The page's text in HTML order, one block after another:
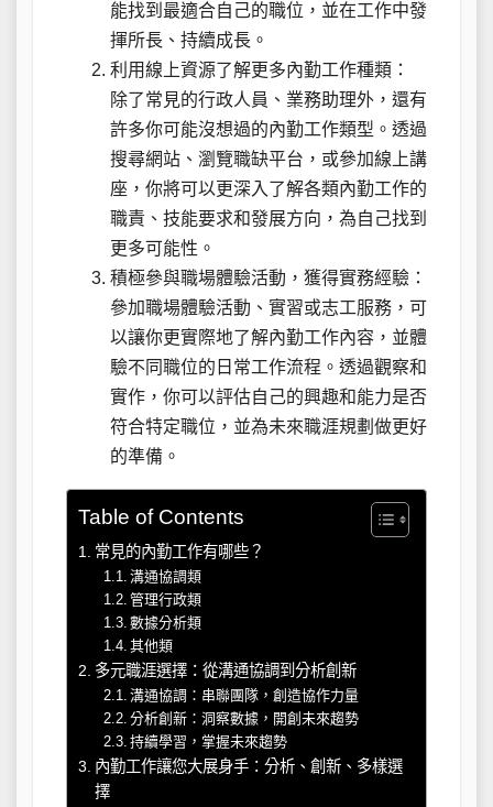
能找到最適合自己的職位，並在工作中發
揮所長、持續成長。
利用線上資源了解更多內勤工作種類：
除了常見的行政人員、業務助理外，還有
許多你可能沒想過的內勤工作類型。透過
搜尋網站、瀏覽職缺平台，或參加線上講
座，你將可以更深入了解各類內勤工作的
職責、技能要求和發展方向，為自己找到
更多可能性。
積極參與職場體驗活動，獲得實務經驗：
參加職場體驗活動、實習或志工服務，可
以讓你更實際地了解內勤工作內容，並體
驗不同職位的日常工作流程。透過觀察和
實作，你可以評估自己的興趣和能力是否
符合特定職位，並為未來職涯規劃做更好
的準備。
Table of Contents
常見的內勤工作有哪些？
溝通協調類
管理行政類
數據分析類
其他類
多元職涯選擇：從溝通協調到分析創新
溝通協調：串聯團隊，創造協作力量
分析創新：洞察數據，開創未來趨勢
持續學習，掌握未來趨勢
內勤工作讓您大展身手：分析、創新、多樣選
擇